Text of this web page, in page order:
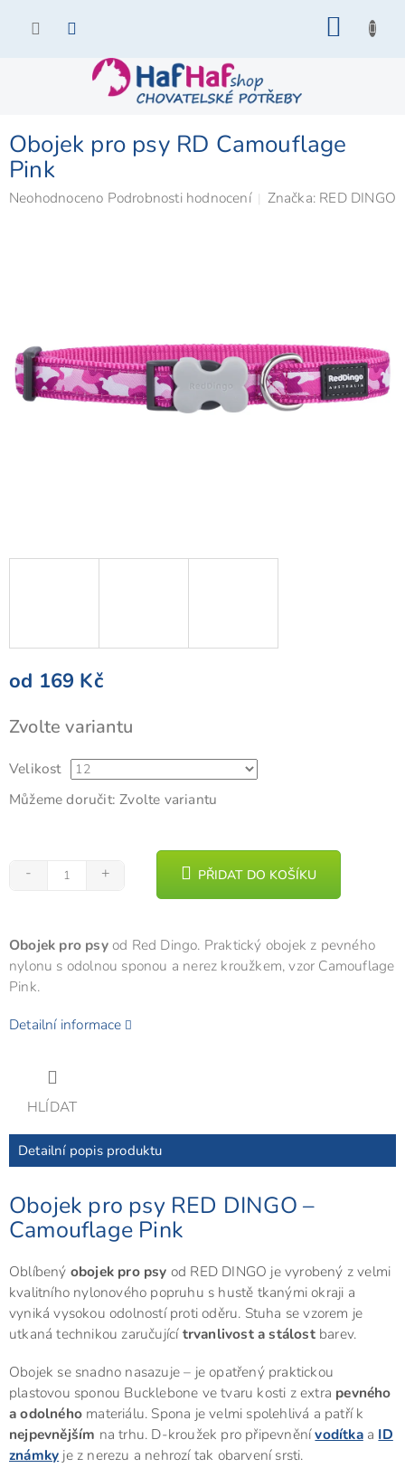
Obojek pro psy RD Camouflage
Pink
Průměrné
hvězdiček.
Neohodnoceno Podrobnosti hodnocení Značka: RED DINGO
od 169 Kč
cena:
Zvolte variantu
Velikost
Můžeme doručit: Zvolte variantu
PŘIDAT DO KOŠÍKU
Obojek pro psyod Red Dingo. Praktický obojek z pevného
nylonu s odolnou sponou a nerez kroužkem, vzor Camouflage
Pink.
Detailní informace
HLÍDAT
Detailní popis produktu
Obojek pro psy RED DINGO –
Camouflage Pink
Oblíbený obojek pro psy od RED DINGO je vyrobený z velmi
kvalitního nylonového popruhu s hustě tkanými okraji a
vyniká vysokou odolností proti oděru. Stuha se vzorem je
utkaná technikou zaručujícítrvanlivost a stálostbarev.
Obojek se snadno nasazuje – je opatřený praktickou
plastovou sponou Bucklebone ve tvaru kosti z extra pevného
a odolného materiálu. Spona je velmi spolehlivá a patří k
nejpevnějším na trhu. D-kroužek pro připevněnívodítkaa ID
známky je z nerezu a nehrozí tak obarvení srsti.